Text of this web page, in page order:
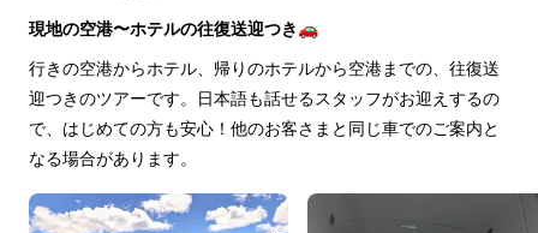
現地の空港〜ホテルの往復送迎つき🚗
行きの空港からホテル、帰りのホテルから空港までの、往復送
迎つきのツアーです。日本語も話せるスタッフがお迎えするの
で、はじめての方も安心！他のお客さまと同じ車でのご案内と
なる場合があります。